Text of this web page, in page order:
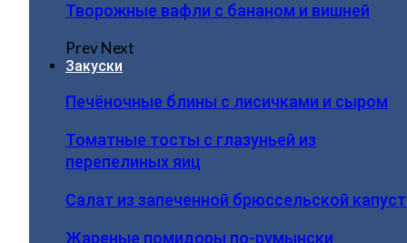
Творожные вафли с бананом и вишней
PrevNext
Закуски
Печёночные блины с лисичками и сыром
Томатные тосты с глазуньей из
перепелиных яиц
Салат из запеченной брюссельской
Жареные помидоры по-румынски